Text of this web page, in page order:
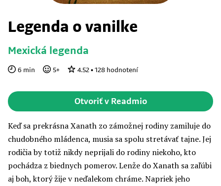
Legenda o vanilke
Mexická legenda
6 min 5+ 4.52 • 128 hodnotení
Otvoriť v Readmio
Keď sa prekrásna Xanath zo zámožnej rodiny zamiluje do
chudobného mládenca, musia sa spolu stretávať tajne. Jej
rodičia by totiž nikdy neprijali do rodiny niekoho, kto
pochádza z biednych pomerov. Lenže do Xanath sa zaľúbi
aj boh, ktorý žije v neďalekom chráme. Napriek jeho